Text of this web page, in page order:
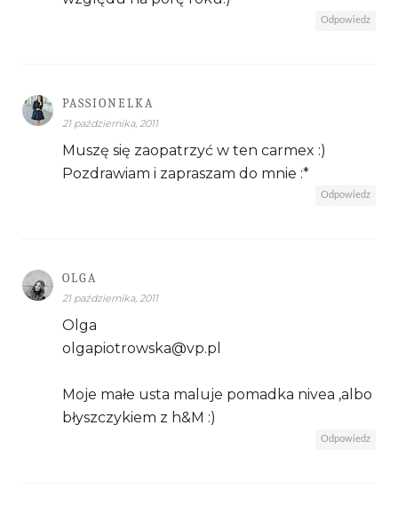
Odpowiedz
PASSIONELKA
21 października, 2011
Muszę się zaopatrzyć w ten carmex :)
Pozdrawiam i zapraszam do mnie :*
Odpowiedz
OLGA
21 października, 2011
Olga
olgapiotrowska@vp.pl
Moje małe usta maluje pomadka nivea ,albo
błyszczykiem z h&M :)
Odpowiedz